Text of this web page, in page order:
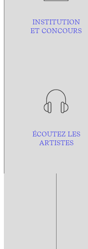
INSTITUTION
ET CONCOURS
ÉCOUTEZ LES
ARTISTES